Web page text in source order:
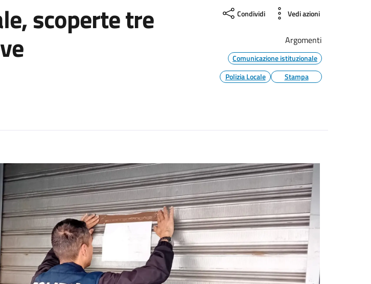
scoperte tre Condividi Vedi azioni
Argomenti
Comunicazione istituzionale
Polizia Locale
Stampa